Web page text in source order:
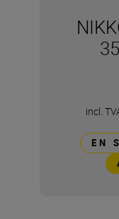
incl.
EN